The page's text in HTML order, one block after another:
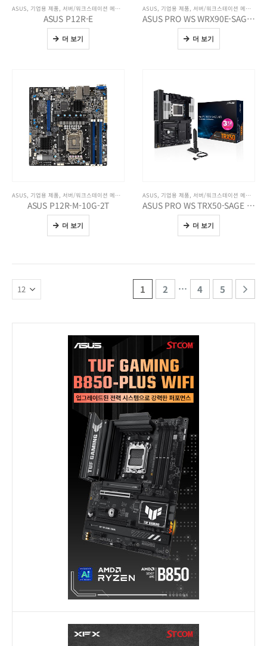
ASUS, 기업용 제품, 서버/워크스테이션 메인보드 전체 제품보기
ASUS P12R-E
더 보기
ASUS, 기업용 제품, 서버/워크스테이션 메인보드
ASUS PRO WS WRX90E-SAGE SE
더 보기
ASUS, 기업용 제품, 서버/워크스테이션 메인보드 전체 제품보기
ASUS P12R-M-10G-2T
더 보기
ASUS, 기업용 제품, 서버/워크스테이션 메인보드
ASUS PRO WS TRX50-SAGE WIFI
더 보기
1 2 … 4 5